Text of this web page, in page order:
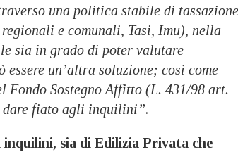
una politica stabile di tassazione
e comunali, Tasi, Imu), nella
sia in grado di poter valutare
un’altra soluzione; così come
Fondo Sostegno Affitto (L. 431/98 art.
dare fiato agli inquilini”.
sia di Edilizia Privata che